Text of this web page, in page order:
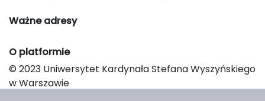
Ważne adresy
O platformie
© 2023 Uniwersytet Kardynała Stefana Wyszyńskiego
w Warszawie